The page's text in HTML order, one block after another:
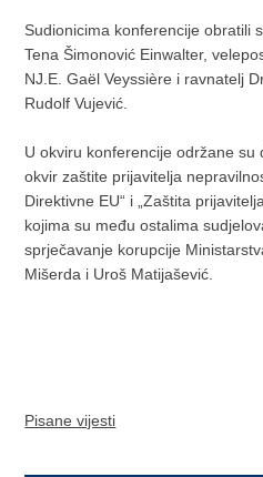
Sudionicima konferencije obratili
Tena Šimonović Einwalter,
NJ.E. Gaël Veyssière i ravnatelj
Rudolf Vujević.
U okviru konferencije održane su
okvir zaštite prijavitelja
Direktivne EU“ i „Zaštita
kojima su među ostalima
sprječavanje korupcije
Mišerda i Uroš Matijašević.
Pisane vijesti